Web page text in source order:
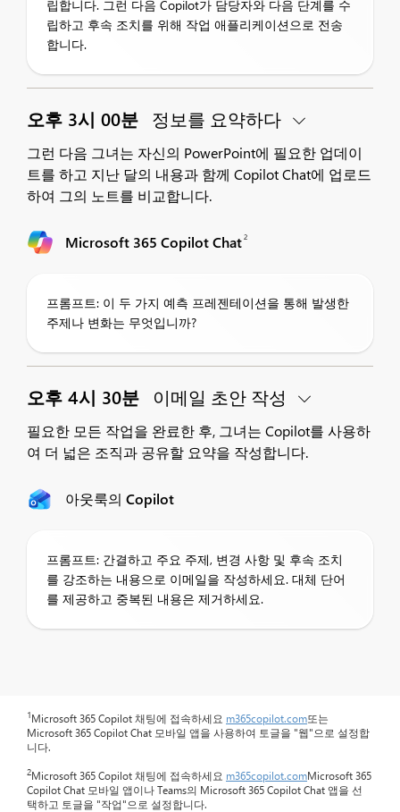
립합니다. 그런 다음 Copilot가 담당자와 다음 단계를 수
립하고 후속 조치를 위해 작업 애플리케이션으로 전송
합니다.
오후 3시 00분 정보를 요약하다
그런 다음 그녀는 자신의 PowerPoint에 필요한 업데이
트를 하고 지난 달의 내용과 함께 Copilot Chat에 업로드
하여 그의 노트를 비교합니다.
Microsoft 365 Copilot Chat2
프롬프트: 이 두 가지 예측 프레젠테이션을 통해 발생한
주제나 변화는 무엇입니까?
오후 4시 30분 이메일 초안 작성
필요한 모든 작업을 완료한 후, 그녀는 Copilot를 사용하
여 더 넓은 조직과 공유할 요약을 작성합니다.
아웃룩의 Copilot
프롬프트: 간결하고 주요 주제, 변경 사항 및 후속 조치
를 강조하는 내용으로 이메일을 작성하세요. 대체 단어
를 제공하고 중복된 내용은 제거하세요.
1Microsoft 365 Copilot 채팅에 접속하세요 m365copilot.com또는
Microsoft 365 Copilot Chat 모바일 앱을 사용하여 토글을 "웹"으로 설정합
니다.
2Microsoft 365 Copilot 채팅에 접속하세요 m365copilot.comMicrosoft 365
Copilot Chat 모바일 앱이나 Teams의 Microsoft 365 Copilot Chat 앱을 선
택하고 토글을 "작업"으로 설정합니다.